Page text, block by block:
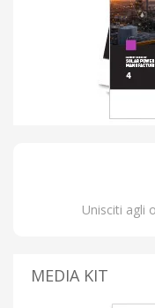
Unisciti agli
MEDIA KIT